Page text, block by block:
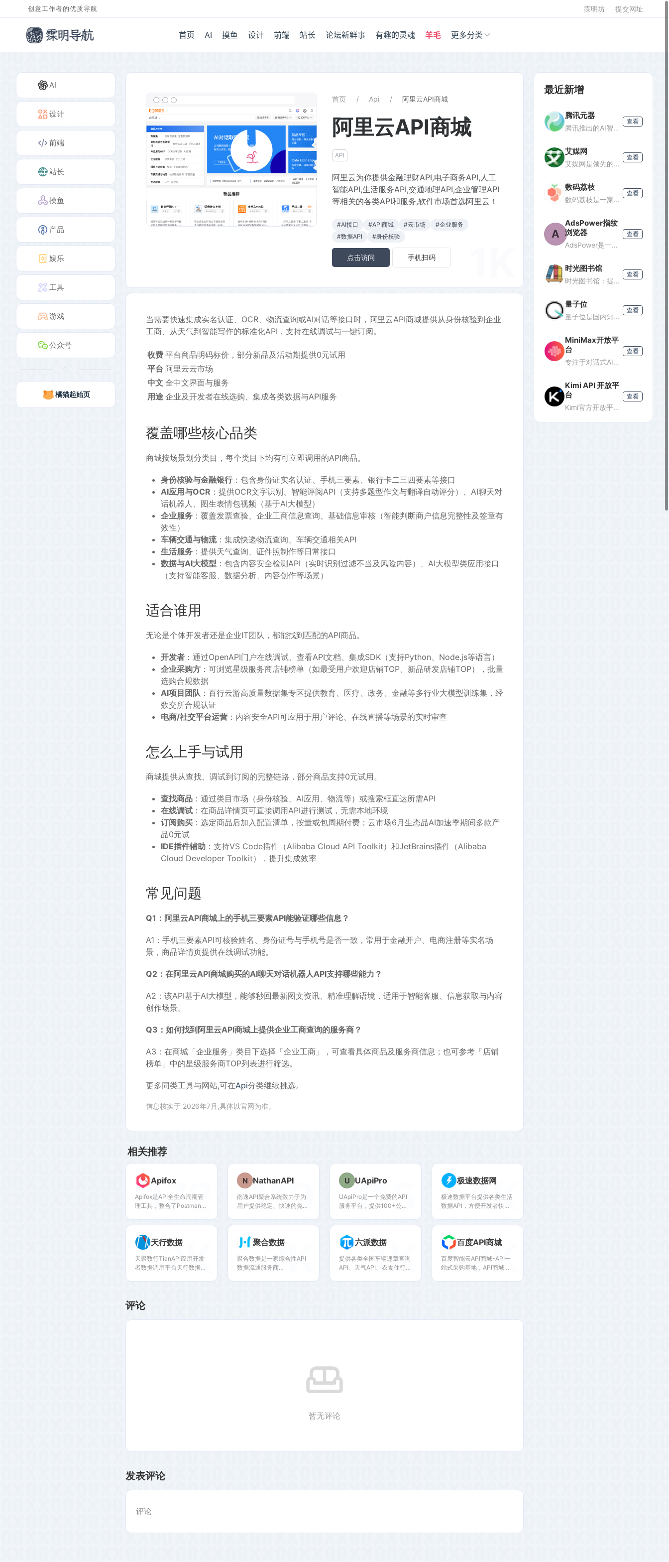
创意工作者的优质导航 霂明坊 提交网址
首页 AI 摸鱼 设计 前端 站长 论坛新鲜事 有趣的灵魂 羊毛 更多分类
AI
设计
前端
站长
摸鱼
产品
娱乐
工具
游戏
公众号
橘猫起始页
首页 Api 阿里云API商城
阿里云API商城
API
阿里云为你提供金融理财API,电子商务API,人工
智能API,生活服务API,交通地理API,企业管理API
等相关的各类API和服务,软件市场首选阿里云！
#AI接口 #API商城 #云市场
#企业服务
#数据API
#身份核验
点击访问 手机扫码
当需要快速集成实名认证、OCR、物流查询或AI对话等接口时，阿里云API商城提供从身份核验到企业
工商、从天气到智能写作的标准化API，支持在线调试与一键订阅。
收费 平台商品明码标价，部分新品及活动期提供0元试用
平台 阿里云云市场
中文 全中文界面与服务
用途 企业及开发者在线选购、集成各类数据与API服务
覆盖哪些核心品类
商城按场景划分类目，每个类目下均有可立即调用的API商品。
身份核验与金融银行：包含身份证实名认证、手机三要素、银行卡二三四要素等接口
AI应用与OCR ：提供OCR文字识别、智能评阅API（支持多题型作文与翻译自动评分）、AI聊天对
话机器人、图生表情包视频（基于AI大模型）
企业服务 ：覆盖发票查验、企业工商信息查询、基础信息审核（智能判断商户信息完整性及签章有
效性）
车辆交通与物流：集成快递物流查询、车辆交通相关API
生活服务 ：提供天气查询、证件照制作等日常接口
数据与AI大模型 ：包含内容安全检测API（实时识别过滤不当及风险内容）、AI大模型类应用接口
（支持智能客服、数据分析、内容创作等场景）
适合谁用
无论是个体开发者还是企业IT团队，都能找到匹配的API商品。
开发者 ：通过OpenAPI门户在线调试、查看API文档、集成SDK（支持Python、Node.js等语言）
企业采购方 ：可浏览星级服务商店铺榜单（如最受用户欢迎店铺TOP、新品研发店铺TOP），批量
选购合规数据
AI项目团队 ：百行云游高质量数据集专区提供教育、医疗、政务、金融等多行业大模型训练集，经
数交所合规认证
电商/社交平台运营 ：内容安全API可应用于用户评论、在线直播等场景的实时审查
怎么上手与试用
商城提供从查找、调试到订阅的完整链路，部分商品支持0元试用。
查找商品 ：通过类目市场（身份核验、AI应用、物流等）或搜索框直达所需API
在线调试 ：在商品详情页可直接调用API进行测试，无需本地环境
订阅购买 ：选定商品后加入配置清单，按量或包周期付费；云市场6月生态品AI加速季期间多款产
品0元试
IDE插件辅助 ：支持VS Code插件（Alibaba Cloud API Toolkit）和JetBrains插件（Alibaba
Cloud Developer Toolkit），提升集成效率
常见问题
Q1：阿里云API商城上的手机三要素API能验证哪些信息？
A1：手机三要素API可核验姓名、身份证号与手机号是否一致，常用于金融开户、电商注册等实名场
景，商品详情页提供在线调试功能。
Q2：在阿里云API商城购买的AI聊天对话机器人API支持哪些能力？
A2：该API基于AI大模型，能够秒回最新图文资讯、精准理解语境，适用于智能客服、信息获取与内容
创作场景。
Q3：如何找到阿里云API商城上提供企业工商查询的服务商？
A3：在商城「企业服务」类目下选择「企业工商」，可查看具体商品及服务商信息；也可参考「店铺
榜单」中的星级服务商TOP列表进行筛选。
更多同类工具与网站,可在Api分类继续挑选。
信息核实于 2026年7月,具体以官网为准。
相关推荐
Apifox
Apifox是API全生命周期管
理工具，整合了Postman、
功能。支持可视化设计、一
动化测试，实现文档与开发
数据实时同步。
172 N NathanAPI
南逸API聚合系统致力于为
用户提供稳定、快速的免费
盖多种数据类型，支持企业
传输。
119 U UApiPro
UApiPro是一个免费的API
服务平台，提供100+公共
文本处理、图片处理等，无
115 极速数据网
极速数据平台提供各类生活
数据API，方便开发者快速
他服务平台。公交、火车、
有。
1K
天行数据
天聚数行TianAPI应用开发
者数据调用平台天行数据，
站、小程序开发等。
2K 聚合数据
聚合数据是一家综合性API
数据流通服务商
据技术赋能数字经济发展，
2K 六派数据
提供各类全国车辆违章查询
API、天气API、衣食住行、
的数据方案解决专家!
1K 百度API商城
百度智能云API商城-API一
站式采购基地，API商城提
2K
评论
暂无评论
发表评论
评论
最近新增
腾讯元器
腾讯推出的AI智能体创建与分发平台，支持零代码开发专属AI聊天机器人，深度集成腾讯生态能力，可分发至微信等渠道。
查看
艾媒网
艾媒网是领先的新经济产业第三方数据挖掘分析机构，提供行业报告、消费洞察和商业趋势数据，覆盖AI、电商、汽车等多个领域。
查看
数码荔枝
数码荔枝是一家正版软件商店，销售Win/Mac/iOS/Android平台的影音、办公、设计等软件，并提供使用教程和会员优惠。
查看
A
AdsPower指纹
浏览器
AdsPower是一款专业的指纹浏览器，支持多账号防关联管理，适用于跨境电商、广告投放、社媒营销等场景，提供独立浏览器环境，降低封号风险。
查看
时光图书馆
时光图书馆：提供经典珍藏图书、照片、杂志等文化资源的数字平台。
查看
量子位
量子位是国内知名的科技媒体，专注于人工智能领域，提供最新AI资讯、行业分析和深度报道，是了解AI发展的重要窗口。
查看
MiniMax开放平
台
专注于对话式AI服务的开放平台，提供轻量级API接口，支持多轮对话、文本生成等功能，适合需要快速集成对话能力的开发者。
查看
Kimi API 开放平
台
Kimi官方开放平台，提供K3旗舰模型及K2.7 Code编程模型API，支持1M token上下文、联网搜索及代码执行，助力开发者高效构建智能应用。
查看